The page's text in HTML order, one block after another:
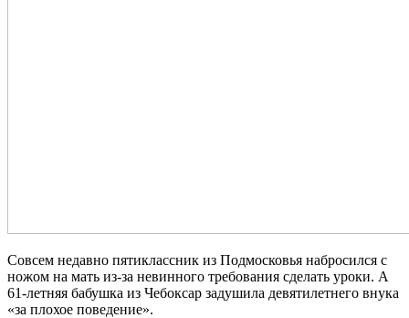
Совсем недавно пятиклассник из Подмосковья набросился с
ножом на мать из-за невинного требования сделать уроки. А
61-летняя бабушка из Чебоксар задушила девятилетнего внука
«за плохое поведение».